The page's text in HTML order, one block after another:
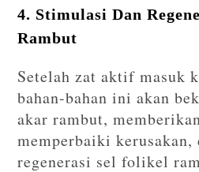
4. Stimulasi Dan
Rambut
Setelah zat aktif masuk
bahan-bahan ini akan
akar rambut,
memperbaiki kerusakan,
regenerasi sel folikel